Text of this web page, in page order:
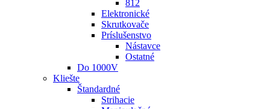
812
Elektronické
Skrutkovače
Príslušenstvo
Nástavce
Ostatné
Do 1000V
Kliešte
Štandardné
Strihacie